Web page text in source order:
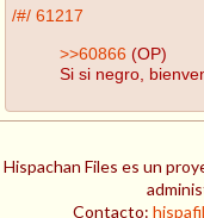
/#/ 61217
>>60866 (OP)
Si si negro,
Hispachan Files es un
Contacto: